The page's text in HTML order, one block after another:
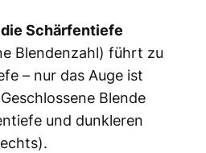
die Schärfentiefe
Blendenzahl) führt zu
– nur das Auge ist
Blende
und dunkleren